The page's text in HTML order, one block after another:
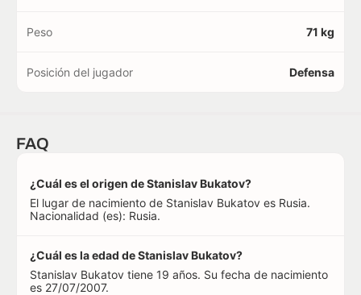
Peso 71 kg
Posición del jugador Defensa
FAQ
¿Cuál es el origen de Stanislav Bukatov?
El lugar de nacimiento de Stanislav Bukatov es Rusia.
Nacionalidad (es): Rusia.
¿Cuál es la edad de Stanislav Bukatov?
Stanislav Bukatov tiene 19 años. Su fecha de nacimiento
es 27/07/2007.